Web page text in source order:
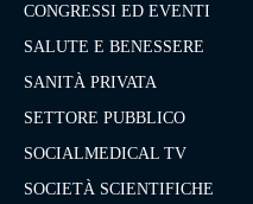
CONGRESSI ED EVENTI
SALUTE E BENESSERE
SANITÀ PRIVATA
SETTORE PUBBLICO
SOCIALMEDICAL TV
SOCIETÀ SCIENTIFICHE